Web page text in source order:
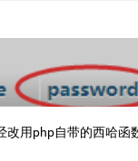
用php自带的西哈